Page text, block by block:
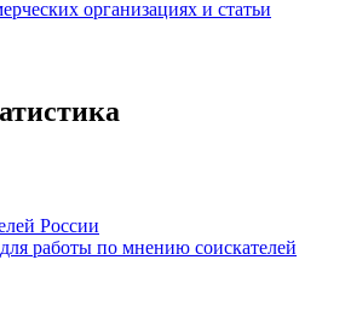
организациях и статьи
России
работы по мнению соискателей